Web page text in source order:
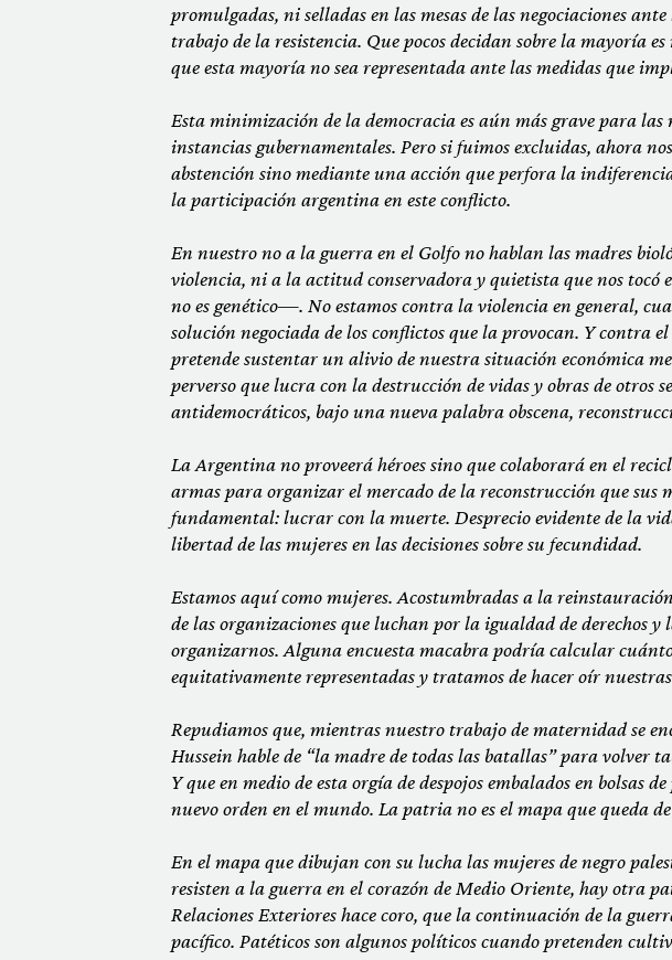
promulgadas, ni selladas en las mesas de las negociaciones
trabajo de la resistencia. Que pocos decidan sobre la mayoría
que esta mayoría no sea representada ante las medidas que
Esta minimización de la democracia es aún más grave para las
instancias gubernamentales. Pero si fuimos excluidas, ahora
abstención sino mediante una acción que perfora la
la participación argentina en este conflicto.
En nuestro no a la guerra en el Golfo no hablan las madres
violencia, ni a la actitud conservadora y quietista que nos
no es genético—. No estamos contra la violencia en general,
solución negociada de los conflictos que la provocan. Y contra
pretende sustentar un alivio de nuestra situación económica
perverso que lucra con la destrucción de vidas y obras de otros
antidemocráticos, bajo una nueva palabra obscena,
La Argentinano proveerá héroes sino que colaborará en el
armas para organizar el mercado de la reconstrucción que sus
fundamental: lucrar con la muerte. Desprecio evidente de la
libertad de las mujeres en las decisiones sobre su fecundidad.
Estamos aquí como mujeres. Acostumbradas a la
de las organizaciones que luchan por la igualdad de derechos
organizarnos. Alguna encuesta macabra podría calcular
equitativamente representadas y tratamos de hacer oír nuestras
Repudiamos que, mientras nuestro trabajo de maternidad se
Hussein hable de “la madre de todas las batallas” para volver
Y que en medio de esta orgía de despojos embalados en bolsas
nuevo orden en el mundo. La patria no es el mapa que queda
En el mapa que dibujan con su lucha las mujeres de negro
resisten a la guerra en el corazón de Medio Oriente, hay otra
Relaciones Exteriores hace coro, que la continuación de la
pacífico. Patéticos son algunos políticos cuando pretenden